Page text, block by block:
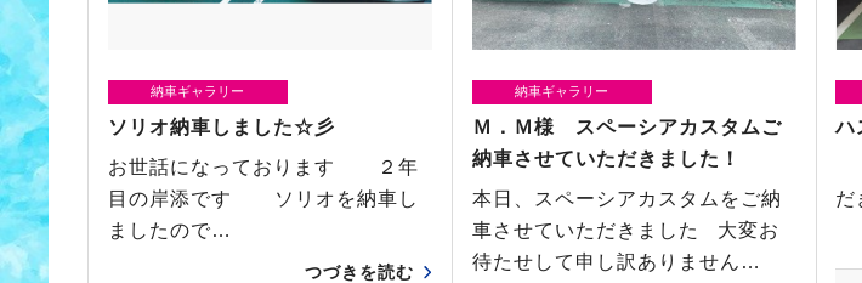
納車ギャラリー
ソリオ納車しました☆彡
お世話になっております ２年
目の岸添です ソリオを納車し
ましたので…
つづきを読む
納車ギャラリー
Ｍ．Ｍ様 スペーシアカスタムご
納車させていただきました！
本日、スペーシアカスタムをご納
車させていただきました 大変お
待たせして申し訳ありません…
ハ